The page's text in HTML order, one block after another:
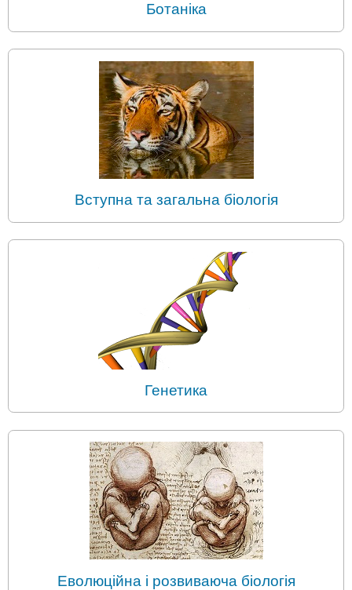
Ботаніка
Вступна та загальна біологія
Генетика
Еволюційна і розвиваюча біологія